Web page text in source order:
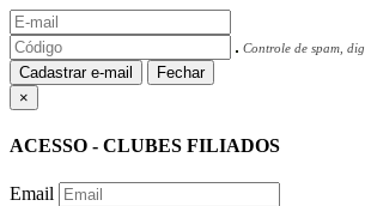
Controle de spam,
Cadastrar e-mail
Fechar
×
ACESSO - CLUBES FILIADOS
Email